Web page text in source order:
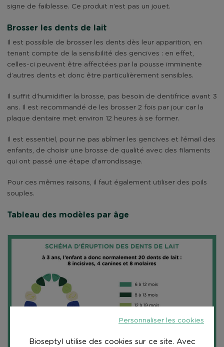
signe de faiblesse. Ce produit n’est pas un jouet.
Brosser les dents de lait
Il est possible de brosser les dents dès leur apparition, en
tenant compte de la sensibilité des gencives : en effet,
celles-ci peuvent être affectées par la pousse imminente
d’autres dents et donc être particulièrement sensibles.
Il suffit d’humidifier la brosse, pas besoin de dentifrice avant 3
ans. Il est recommandé de les brosser 2 fois par jour car la
plaque dentaire met environ 12 heures à se former.
Il est essentiel, pour ne pas abîmer les gencives et l’émail des
enfants, de choisir une brosse de qualité avec des filaments
qui ont passé une étape d’arrondissage.
Pour ces mêmes raisons, il faut également utiliser des poils
souples.
Tableau des modèles par âge
Bioseptyl utilise des cookies sur ce site. Avec
Personnaliser les cookies